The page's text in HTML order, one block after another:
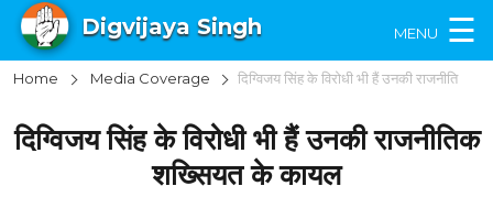
Digvijaya Singh MENU ☰
×
Home Media Coverage दिग्विजय सिंह के विरोधी भी हैं उनकी राजनीतिक शख्सियत के कायल
दिग्विजय सिंह के विरोधी भी हैं उनकी राजनीतिक
शख्सियत के कायल